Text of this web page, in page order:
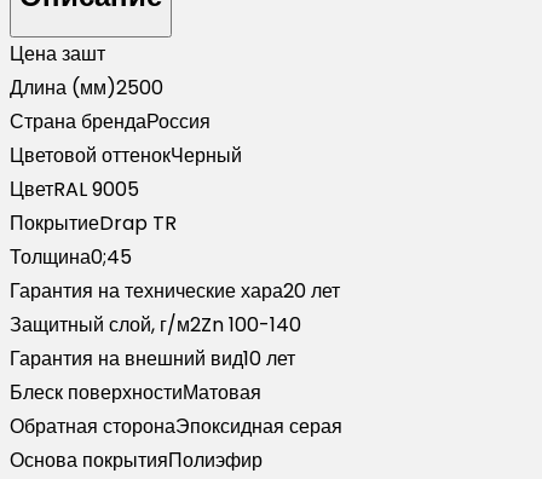
Slim
0,45
Drap
TR
RAL
9005
черный
(2,5м)
Цена зашт
Длина (мм)2500
Страна брендаРоссия
Цветовой оттенокЧерный
ЦветRAL 9005
ПокрытиеDrap TR
Толщина0;45
Гарантия на технические хара20 лет
Защитный слой, г/м2Zn 100-140
Гарантия на внешний вид10 лет
Блеск поверхностиМатовая
Обратная сторонаЭпоксидная серая
Основа покрытияПолиэфир